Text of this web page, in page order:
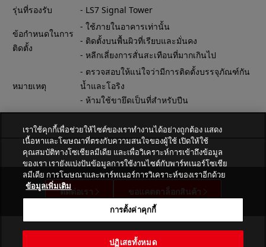
รุ่นที่รองรับ
- LS7 Signal Tower
ข้อกำหนดในการ
ติดตั้ง
- ใช้ภายในอาคารเท่านั้น
- ติดตั้งบนพื้นผิวที่เรียบและมั่นคง
- หลีกเลี่ยงการสั่นสะเทือนที่มากเกินไป
หมายเหตุ
- ตรวจสอบให้แน่ใจว่ามีการติดตั้งบรรจุภัณฑ์กัน
น้ำและโอริง
- ห้ามใช้ขายึดเป็นที่สำหรับปีน
ติดต่อเรา ขอแคตตาล็อกสินค้า
เราใช้คุกกี้เพื่อช่วยให้ไซต์ของเราทำงานได้อย่างถูกต้อง แสดง
เนื้อหาและโฆษณาที่ตรงกับความสนใจของผู้ใช้ เปิดให้ใช้
คุณสมบัติทางโซเชียลมีเดีย และเพื่อวิเคราะห์การเข้าถึงข้อมูล
ของเรา เรายังแบ่งปันข้อมูลการใช้งานไซต์กับพาร์ทเนอร์โซเชีย
ลมีเดีย การโฆษณาและพาร์ทเนอร์การวิเคราะห์ของเราอีกด้วย
ข้อมูลเพิ่มเติม
การตั้งค่าคุกกี้
ปฏิเสธทั้งหมด